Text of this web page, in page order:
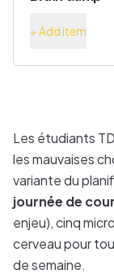
+ Add item
Les étudiants
les mauvaises
variante du
journée de
enjeu), cinq
cerveau pour
de semaine.